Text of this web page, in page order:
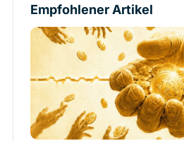
Empfohlener Artikel